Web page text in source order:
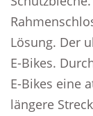
Lösung. Der
E-Bikes.
E-Bikes eine
längere